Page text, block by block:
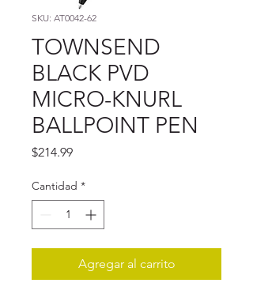
SKU: AT0042-62
TOWNSEND
BLACK PVD
MICRO-KNURL
BALLPOINT PEN
$214.99Precio
Cantidad *
Agregar al carrito